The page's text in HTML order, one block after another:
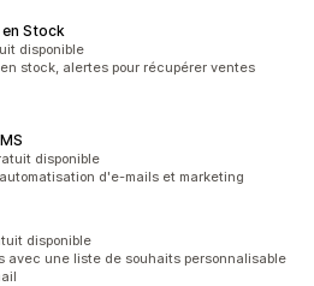
Stock
disponible
stock, alertes pour récupérer ventes
disponible
d'e-mails et marketing
disponible
avec une liste de souhaits personnalisable